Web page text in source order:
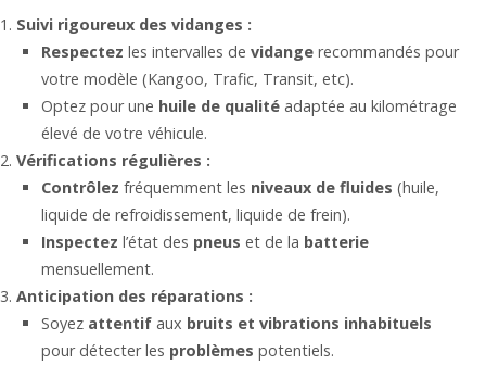
Suivi rigoureux des vidanges :
Respectez les intervalles devidange recommandés pour
votre modèle (Kangoo, Trafic, Transit, etc).
Optez pour une huile de qualitéadaptée au kilométrage
élevé de votre véhicule.
Vérifications régulières :
Contrôlez fréquemment les niveaux de fluides (huile,
liquide de refroidissement, liquide de frein).
Inspectez l’état des pneus et de la batterie
mensuellement.
Anticipation des réparations :
Soyez attentif aux bruits et vibrations inhabituels
pour détecter les problèmes potentiels.